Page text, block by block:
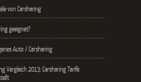
von Carsharing
geeignet?
Auto / Carsharing
Vergleich 2013: Carsharing Tarife